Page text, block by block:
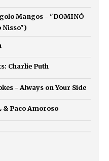
Mangos - "DOMINÓ
Nisso")
Charlie Puth
- Always on Your Side
& Paco Amoroso